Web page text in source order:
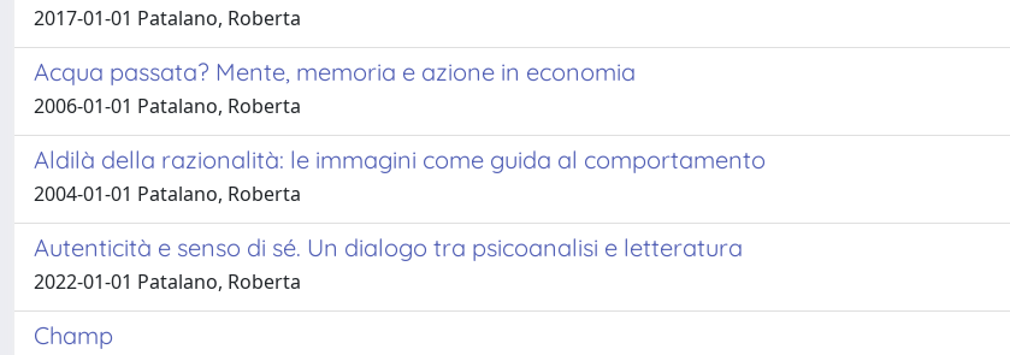
2017-01-01 Patalano, Roberta
Acqua passata? Mente, memoria e azione in economia
2006-01-01 Patalano, Roberta
Aldilà della razionalità: le immagini come guida al comportamento
2004-01-01 Patalano, Roberta
Autenticità e senso di sé. Un dialogo tra psicoanalisi e letteratura
2022-01-01 Patalano, Roberta
Champ